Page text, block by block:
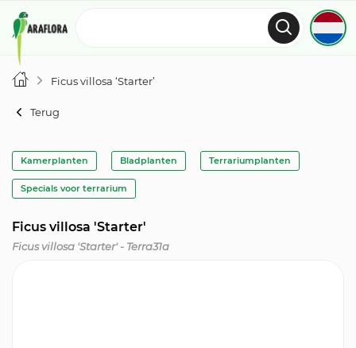
Ficus villosa ‘Starter’
Terug
Kamerplanten Bladplanten Terrariumplanten
Specials voor terrarium
Ficus villosa 'Starter'
Ficus villosa 'Starter' - Terra31a